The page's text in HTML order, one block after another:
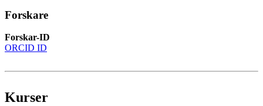
Forskare
Forskar-ID
ORCID ID
Kurser